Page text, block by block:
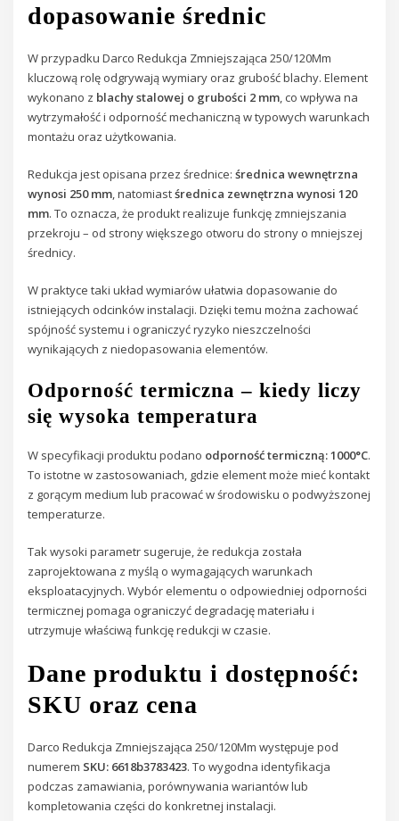
dopasowanie średnic
W przypadku Darco Redukcja Zmniejszająca 250/120Mm
kluczową rolę odgrywają wymiary oraz grubość blachy. Element
wykonano z blachy stalowej o grubości 2 mm, co wpływa na
wytrzymałość i odporność mechaniczną w typowych warunkach
montażu oraz użytkowania.
Redukcja jest opisana przez średnice:średnica wewnętrzna
wynosi 250 mm, natomiastśrednica zewnętrzna wynosi 120
mm. To oznacza, że produkt realizuje funkcję zmniejszania
przekroju – od strony większego otworu do strony o mniejszej
średnicy.
W praktyce taki układ wymiarów ułatwia dopasowanie do
istniejących odcinków instalacji. Dzięki temu można zachować
spójność systemu i ograniczyć ryzyko nieszczelności
wynikających z niedopasowania elementów.
Odporność termiczna – kiedy liczy
się wysoka temperatura
W specyfikacji produktu podano odporność termiczną: 1000°C.
To istotne w zastosowaniach, gdzie element może mieć kontakt
z gorącym medium lub pracować w środowisku o podwyższonej
temperaturze.
Tak wysoki parametr sugeruje, że redukcja została
zaprojektowana z myślą o wymagających warunkach
eksploatacyjnych. Wybór elementu o odpowiedniej odporności
termicznej pomaga ograniczyć degradację materiału i
utrzymuje właściwą funkcję redukcji w czasie.
Dane produktu i dostępność:
SKU oraz cena
Darco Redukcja Zmniejszająca 250/120Mm występuje pod
numerem SKU: 6618b3783423. To wygodna identyfikacja
podczas zamawiania, porównywania wariantów lub
kompletowania części do konkretnej instalacji.